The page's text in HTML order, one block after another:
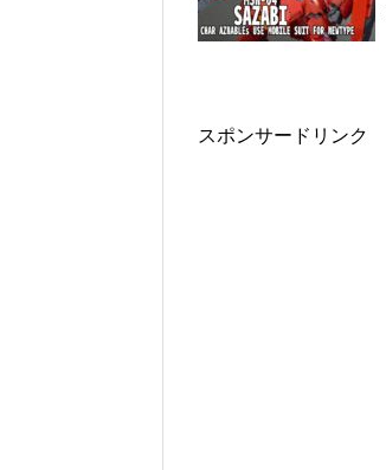
スポンサードリンク